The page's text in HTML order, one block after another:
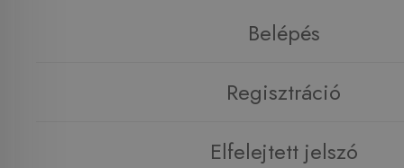
Belépés
Regisztráció
Elfelejtett jelszó